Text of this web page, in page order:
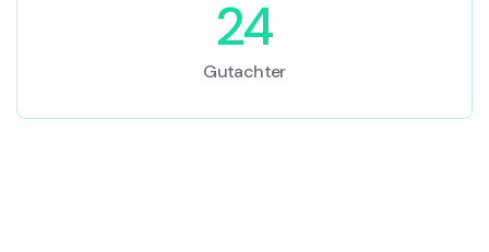
24
Gutachter